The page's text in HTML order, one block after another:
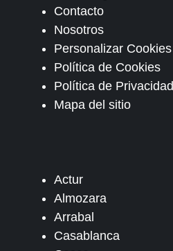
Contacto
Nosotros
Personalizar Cookies
Política de Cookies
Política de Privacidad
Mapa del sitio
Actur
Almozara
Arrabal
Casablanca